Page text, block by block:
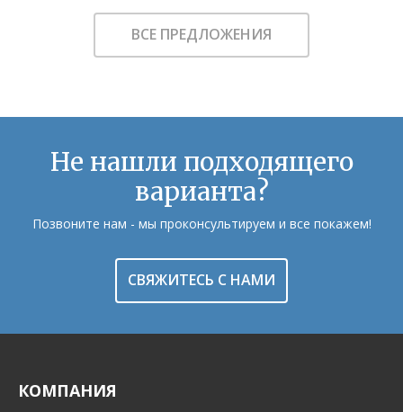
В ИЗБРАННОЕ
ВСЕ ПРЕДЛОЖЕНИЯ
Не нашли подходящего
варианта?
Позвоните нам - мы проконсультируем и все покажем!
СВЯЖИТЕСЬ С НАМИ
КОМПАНИЯ